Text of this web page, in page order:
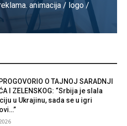
animacija / logo /
O TAJNOJ SARADNJI
I ZELENSKOG: “Srbija je slala
u Ukrajinu, sada se u igri